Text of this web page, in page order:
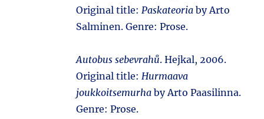
Original title:Paskateoria by Arto
Salminen. Genre: Prose.
Autobus sebevrahů. Hejkal, 2006.
Original title:Hurmaava
joukkoitsemurha by Arto Paasilinna.
Genre: Prose.